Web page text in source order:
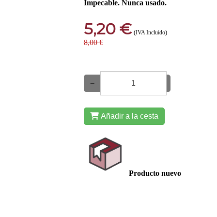
Impecable. Nunca usado.
5,20 € (IVA Incluido)
8,00 €
−
Añadir a la cesta
Producto nuevo